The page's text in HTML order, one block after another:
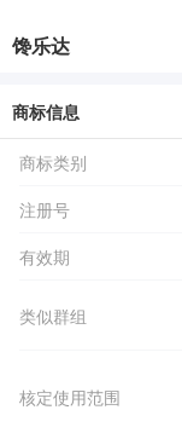
馋乐达
商标信息
商标类别
注册号
有效期
类似群组
核定使用范围